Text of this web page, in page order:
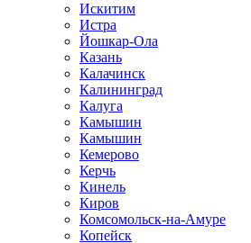
Искитим
Истра
Йошкар-Ола
Казань
Калачинск
Калининград
Калуга
Камышин
Камышин
Кемерово
Керчь
Кинель
Киров
Комсомольск-на-Амуре
Копейск